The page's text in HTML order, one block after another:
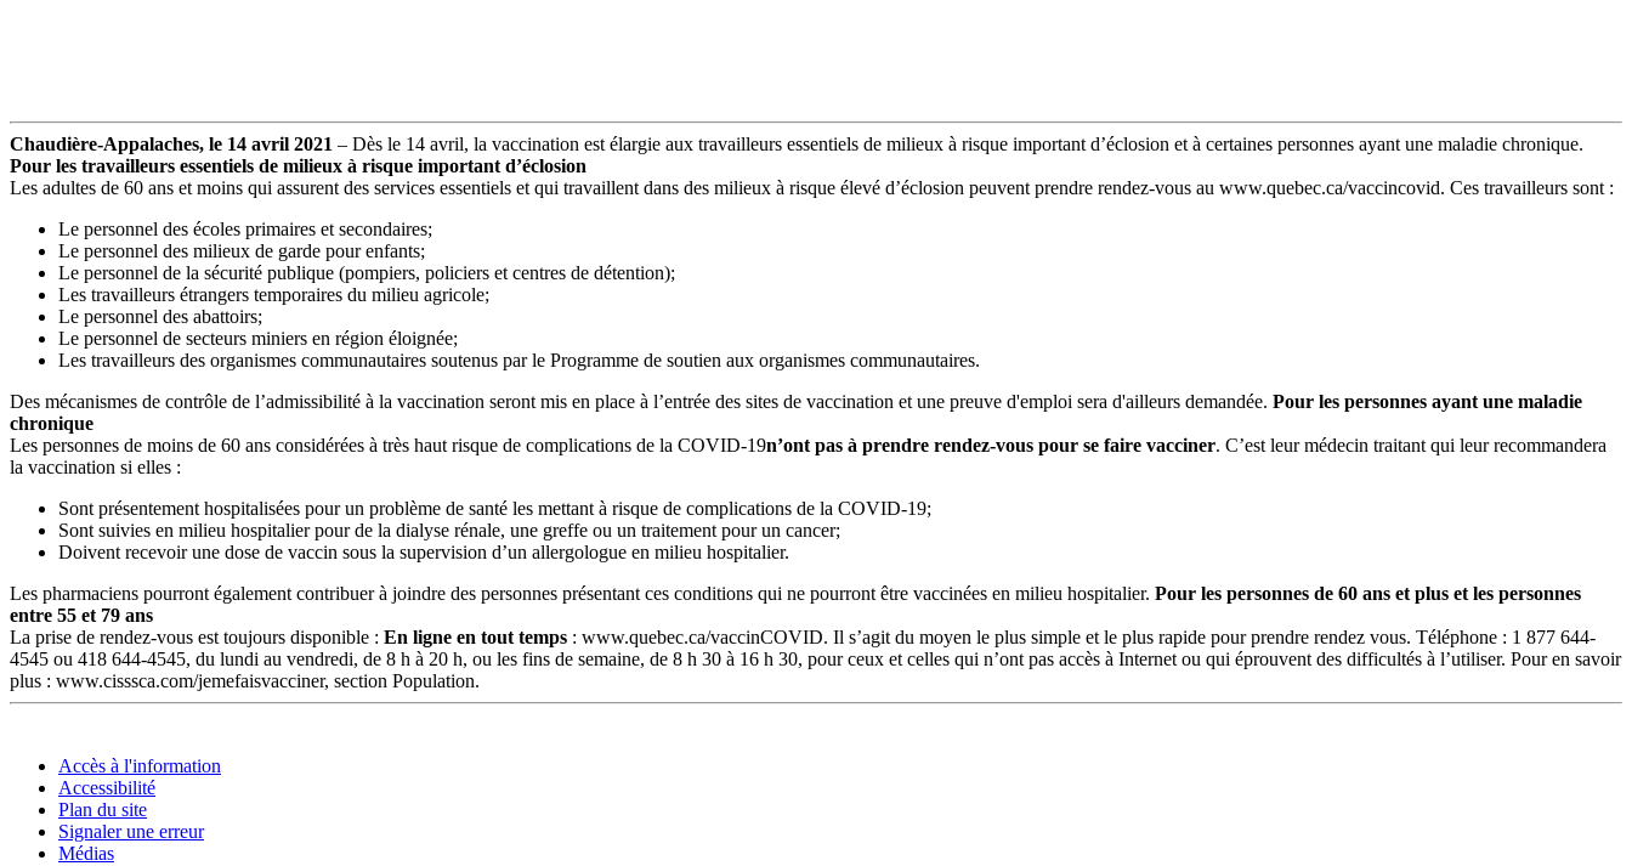
Chaudière-Appalaches, le 14 avril 2021 – Dès le 14 avril, la vaccination est élargie aux travailleurs essentiels de milieux à risque important d’éclosion et à certaines personnes ayant une maladie chronique.
Pour les travailleurs essentiels de milieux à risque important d’éclosion
Les adultes de 60 ans et moins qui assurent des services essentiels et qui travaillent dans des milieux à risque élevé d’éclosion peuvent prendre rendez-vous au www.quebec.ca/vaccincovid. Ces travailleurs sont :
Le personnel des écoles primaires et secondaires;
Le personnel des milieux de garde pour enfants;
Le personnel de la sécurité publique (pompiers, policiers et centres de détention);
Les travailleurs étrangers temporaires du milieu agricole;
Le personnel des abattoirs;
Le personnel de secteurs miniers en région éloignée;
Les travailleurs des organismes communautaires soutenus par le Programme de soutien aux organismes communautaires.
Des mécanismes de contrôle de l’admissibilité à la vaccination seront mis en place à l’entrée des sites de vaccination et une preuve d'emploi sera d'ailleurs demandée. Pour les personnes ayant une maladie
chronique
Les personnes de moins de 60 ans considérées à très haut risque de complications de la COVID-19n’ont pas à prendre rendez-vous pour se faire vacciner. C’est leur médecin traitant qui leur recommandera
la vaccination si elles :
Sont présentement hospitalisées pour un problème de santé les mettant à risque de complications de la COVID-19;
Sont suivies en milieu hospitalier pour de la dialyse rénale, une greffe ou un traitement pour un cancer;
Doivent recevoir une dose de vaccin sous la supervision d’un allergologue en milieu hospitalier.
Les pharmaciens pourront également contribuer à joindre des personnes présentant ces conditions qui ne pourront être vaccinées en milieu hospitalier. Pour les personnes de 60 ans et plus et les personnes
entre 55 et 79 ans
La prise de rendez-vous est toujours disponible : En ligne en tout temps : www.quebec.ca/vaccinCOVID. Il s’agit du moyen le plus simple et le plus rapide pour prendre rendez vous. Téléphone : 1 877 644-
4545 ou 418 644-4545, du lundi au vendredi, de 8 h à 20 h, ou les fins de semaine, de 8 h 30 à 16 h 30, pour ceux et celles qui n’ont pas accès à Internet ou qui éprouvent des difficultés à l’utiliser. Pour en savoir
plus : www.cisssca.com/jemefaisvacciner, section Population.
Accès à l'information
Accessibilité
Plan du site
Signaler une erreur
Médias